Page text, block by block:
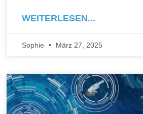
WEITERLESEN...
Sophie März 27, 2025